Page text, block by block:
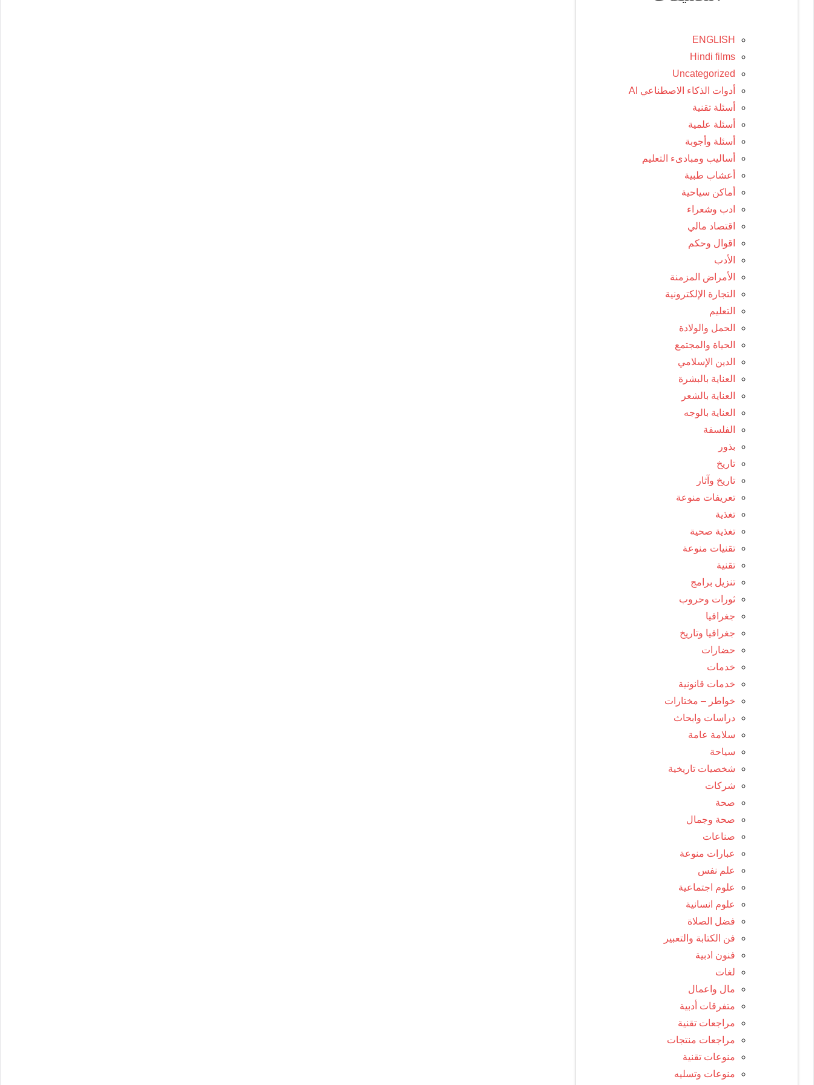
ENGLISH
Hindi films
Uncategorized
أدوات الذكاء الاصطناعي AI
أسئلة تقنية
أسئلة علمية
أسئلة وأجوبة
أساليب ومبادىء التعليم
أعشاب طبية
أماكن سياحية
ادب وشعراء
اقتصاد مالي
اقوال وحكم
الأدب
الأمراض المزمنة
التجارة الإلكترونية
التعليم
الحمل والولادة
الحياة والمجتمع
الدين الإسلامي
العناية بالبشرة
العناية بالشعر
العناية بالوجه
الفلسفة
بذور
تاريخ
تاريخ وآثار
تعريفات منوعة
تغذية
تغذية صحية
تقنيات منوعة
تقنية
تنزيل برامج
ثورات وحروب
جغرافيا
جغرافيا وتاريخ
حضارات
خدمات
خدمات قانونية
خواطر – مختارات
دراسات وابحاث
سلامة عامة
سياحة
شخصيات تاريخية
شركات
صحة
صحة وجمال
صناعات
عبارات منوعة
علم نفس
علوم اجتماعية
علوم انسانية
فضل الصلاة
فن الكتابة والتعبير
فنون ادبية
لغات
مال واعمال
متفرقات أدبية
مراجعات تقنية
مراجعات منتجات
منوعات تقنية
منوعات وتسليه